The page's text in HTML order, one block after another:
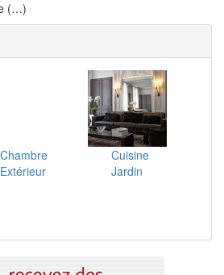
(…)
Chambre
Cuisine
Extérieur
Jardin